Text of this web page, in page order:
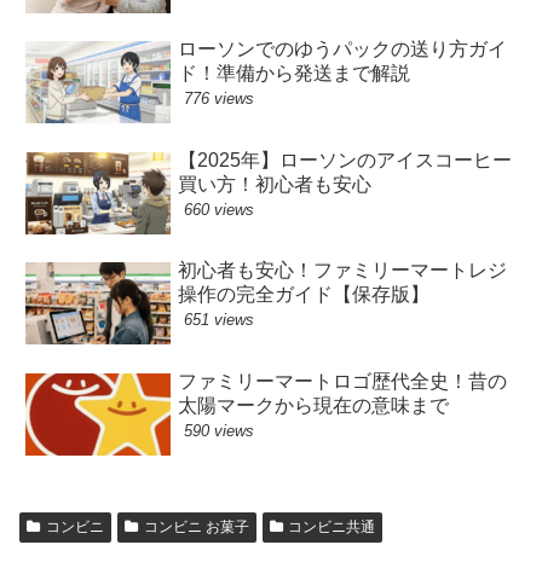
ローソンでのゆうパックの送り方ガイ
ド！準備から発送まで解説
776 views
【2025年】ローソンのアイスコーヒー
買い方！初心者も安心
660 views
初心者も安心！ファミリーマートレジ
操作の完全ガイド【保存版】
651 views
ファミリーマートロゴ歴代全史！昔の
太陽マークから現在の意味まで
590 views
コンビニ コンビニ お菓子 コンビニ共通